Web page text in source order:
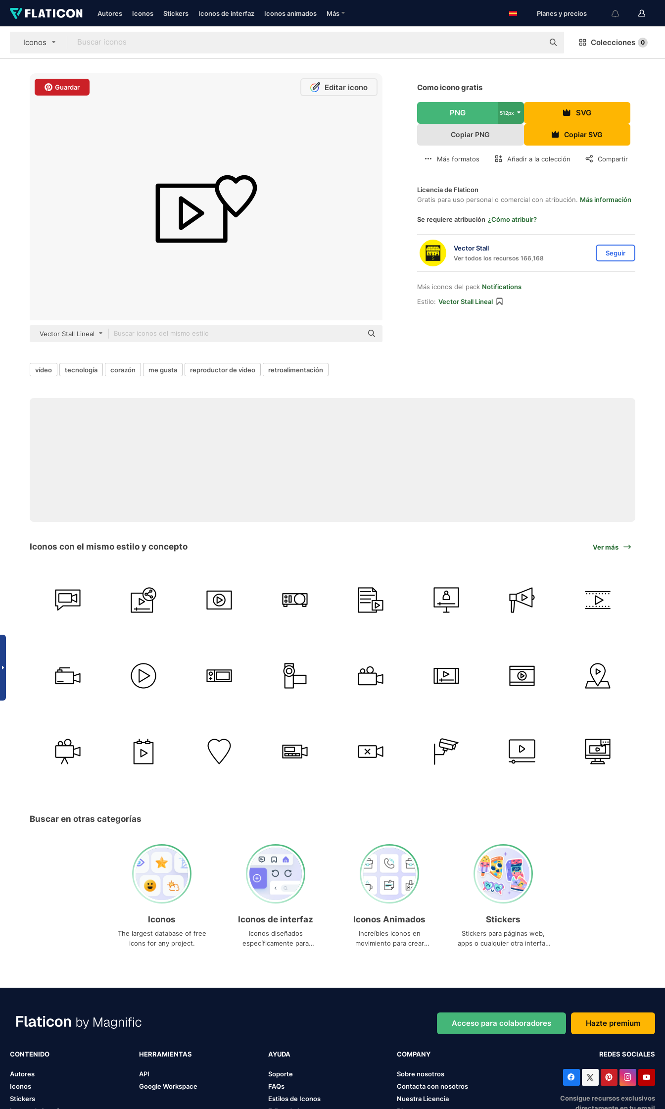
Autores Iconos Stickers Iconos de interfaz Iconos animados Más Planes y precios
Iconos Colecciones 0
Guardar Editar icono
Vector Stall Lineal
Como icono gratis
PNG 512px SVG
Copiar PNG Copiar SVG
Más formatos Añadir a la colección Compartir
Licencia de Flaticon
Gratis para uso personal o comercial con atribución. Más información
Se requiere atribución ¿Cómo atribuir?
Vector Stall
Ver todos los recursos 166,168
Seguir
Más iconos del pack Notifications
Estilo: Vector Stall Lineal
vídeo tecnología corazón me gusta reproductor de video retroalimentación
Iconos con el mismo estilo y concepto Ver más
Buscar en otras categorías
Iconos
The largest database of free
icons for any project.
Iconos de interfaz
Iconos diseñados
específicamente para
Iconos Animados
Increíbles iconos en
movimiento para crear
Stickers
Stickers para páginas web,
apps o cualquier otra interfaz
Acceso para colaboradores Hazte premium
CONTENIDO
Autores
Iconos
Stickers
HERRAMIENTAS
API
Google Workspace
AYUDA
Soporte
FAQs
Estilos de Iconos
COMPANY
Sobre nosotros
Contacta con nosotros
Nuestra Licencia
REDES SOCIALES
Consigue recursos exclusivos